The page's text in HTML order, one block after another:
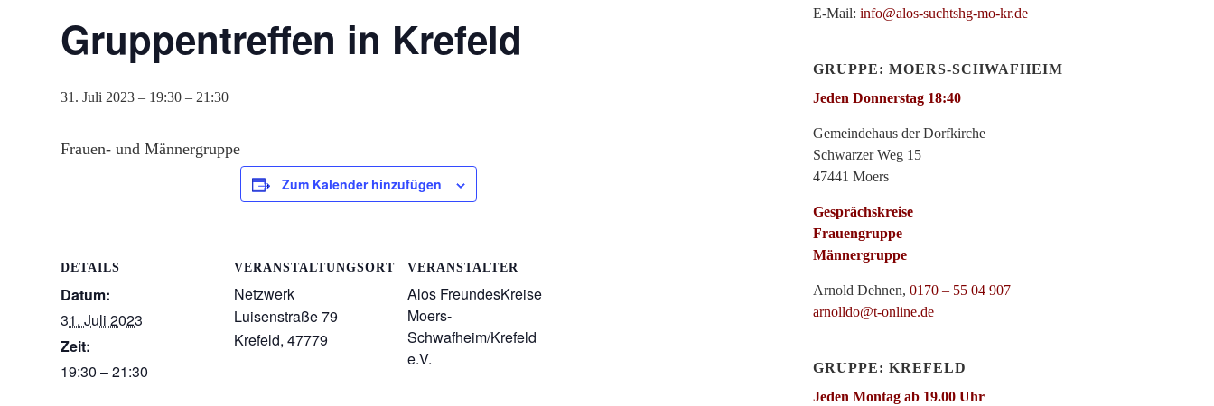
Gruppentreffen in Krefeld
31. Juli 2023 – 19:30 – 21:30
Frauen- und Männergruppe
Zum Kalender hinzufügen
DETAILS
Datum:
31. Juli 2023
Zeit:
19:30 – 21:30
VERANSTALTUNGSORT
Netzwerk
Luisenstraße 79
Krefeld, 47779
VERANSTALTER
Alos FreundesKreise
Moers-
Schwafheim/Krefeld
e.V.
E-Mail:info@alos-suchtshg-mo-kr.de
GRUPPE: MOERS-SCHWAFHEIM
Jeden Donnerstag 18:40
Gemeindehaus der Dorfkirche
Schwarzer Weg 15
47441 Moers
Gesprächskreise
Frauengruppe
Männergruppe
Arnold Dehnen,0170 – 55 04 907
arnolldo@t-online.de
GRUPPE: KREFELD
Jeden Montag ab 19.00 Uhr